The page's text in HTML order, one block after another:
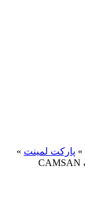
» پارکت لمینت »
پارکت لمینت پارکلام کلاسیک CAMSAN